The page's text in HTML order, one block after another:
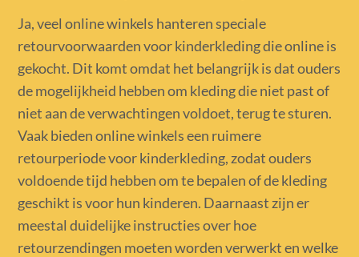
Ja, veel online winkels hanteren speciale
retourvoorwaarden voor kinderkleding die online is
gekocht. Dit komt omdat het belangrijk is dat ouders
de mogelijkheid hebben om kleding die niet past of
niet aan de verwachtingen voldoet, terug te sturen.
Vaak bieden online winkels een ruimere
retourperiode voor kinderkleding, zodat ouders
voldoende tijd hebben om te bepalen of de kleding
geschikt is voor hun kinderen. Daarnaast zijn er
meestal duidelijke instructies over hoe
retourzendingen moeten worden verwerkt en welke